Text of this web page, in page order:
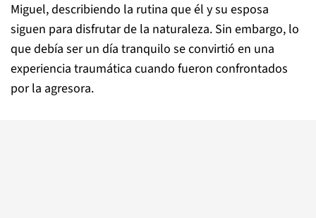
Miguel, describiendo la rutina que él y su esposa
siguen para disfrutar de la naturaleza. Sin embargo, lo
que debía ser un día tranquilo se convirtió en una
experiencia traumática cuando fueron confrontados
por la agresora.